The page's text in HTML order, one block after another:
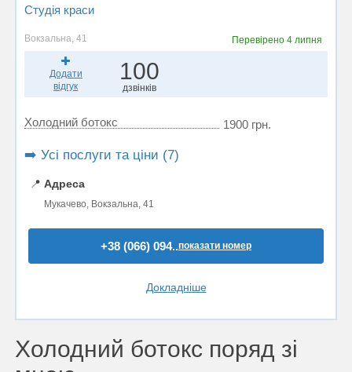
Студія краси
Вокзальна, 41 Перевірено4 липня
Додати
відгук
100
дзвінків
Холодний ботокс 1900 грн.
➡️ Усі послуги та ціни (7)
📍 Адреса
Мукачево, Вокзальна, 41
+38 (066) 094..показати номер
Докладніше
Холодний ботокс поряд зі